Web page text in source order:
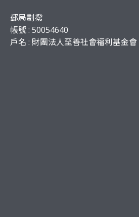
郵局劃撥
帳號 : 50054640
戶名 : 財團法人至善社會福利基金會